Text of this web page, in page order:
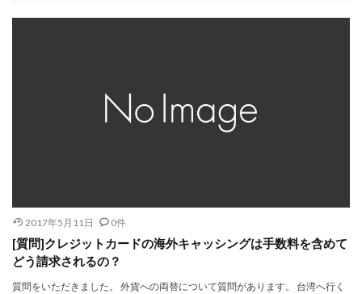
2017年5月11日 0件
[質問]クレジットカードの海外キャッシングは手数料を含めて
どう請求されるの？
質問をいただきました。 外貨への両替について質問があります。 台湾へ行く